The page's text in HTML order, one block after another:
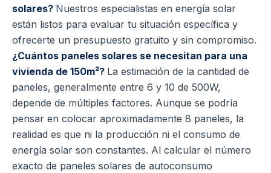
solares? Nuestros especialistas en energía solar
están listos para evaluar tu situación específica y
ofrecerte un presupuesto gratuito y sin compromiso.
¿Cuántos paneles solares se necesitan para una
vivienda de 150m²? La estimación de la cantidad de
paneles, generalmente entre 6 y 10 de 500W,
depende de múltiples factores. Aunque se podría
pensar en colocar aproximadamente 8 paneles, la
realidad es que ni la producción ni el consumo de
energía solar son constantes. Al calcular el número
exacto de paneles solares de autoconsumo